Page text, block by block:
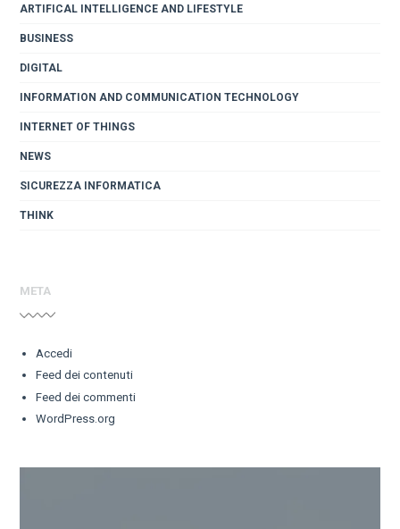
ARTIFICAL INTELLIGENCE AND LIFESTYLE
BUSINESS
DIGITAL
INFORMATION AND COMMUNICATION TECHNOLOGY
INTERNET OF THINGS
NEWS
SICUREZZA INFORMATICA
THINK
META
Accedi
Feed dei contenuti
Feed dei commenti
WordPress.org